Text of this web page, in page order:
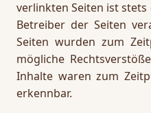
verlinkten Seiten ist
Betreiber der Seiten
Seiten wurden zum
mögliche
Inhalte waren zum
erkennbar.